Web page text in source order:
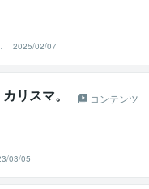
2025/02/07
リスマ。
コンテンツ
03/05